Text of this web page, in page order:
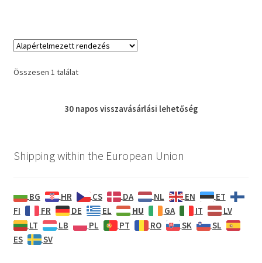
Összesen 1 találat
30 napos visszavásárlási lehetőség
Shipping within the European Union
BG HR CS DA NL EN
ET
FI
FR DE EL HU GA IT
LV
LT
LB PL PT RO SK
SL
ES
SV